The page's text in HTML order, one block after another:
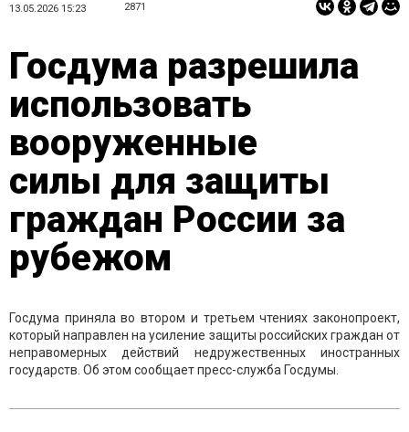
13.05.2026 15:23 2871
Госдума разрешила
использовать
вооруженные
силы для защиты
граждан России за
рубежом
Госдума приняла во втором и третьем чтениях законопроект,
который направлен на усиление защиты российских граждан от
неправомерных действий недружественных иностранных
государств. Об этом сообщает пресс-служба Госдумы.